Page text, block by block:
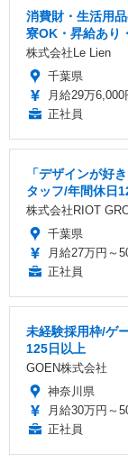
消費財・生活用
寮OK・昇給あり
株式会社Le Lien
千葉県
月給29万
正社員
「デザインが好
タッフ/年間休日
株式会社RIOT
千葉県
月給27万円～
正社員
未経験採用枠/ゲ
125日以上
GOEN株式会社
神奈川県
月給30万円～
正社員